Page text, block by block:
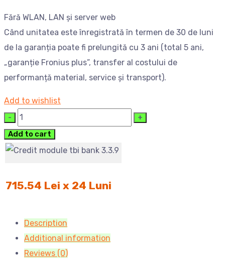
Fără WLAN, LAN și server web
Când unitatea este înregistrată în termen de 30 de luni
de la garanția poate fi prelungită cu 3 ani (total 5 ani,
„garanție Fronius plus”, transfer al costului de
performanță material, service și transport).
Add to wishlist
Cantitate
Add to cart
715.54 Lei x 24 Luni
Description
Additional information
Reviews (0)